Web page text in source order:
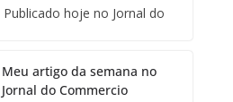
hoje no Jornal do
Meu artigo da semana no
Jornal do Commercio